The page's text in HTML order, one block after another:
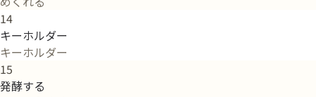
14
キーホルダー
キーホルダー
15
発酵する